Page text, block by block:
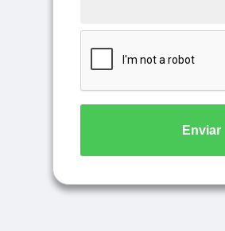
Enviar